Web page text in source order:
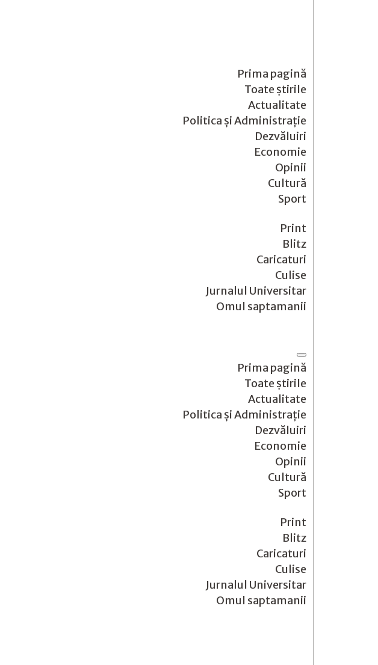
Prima pagină
Toate știrile
Actualitate
Politica și Administrație
Dezvăluiri
Economie
Opinii
Cultură
Sport
Print
Blitz
Caricaturi
Culise
Jurnalul Universitar
Omul saptamanii
Prima pagină
Toate știrile
Actualitate
Politica și Administrație
Dezvăluiri
Economie
Opinii
Cultură
Sport
Print
Blitz
Caricaturi
Culise
Jurnalul Universitar
Omul saptamanii